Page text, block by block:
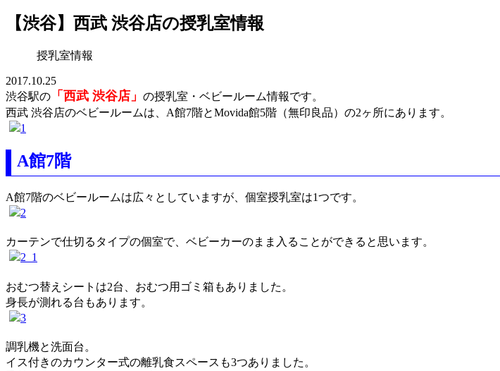
【渋谷】西武 渋谷店の授乳室情報
授乳室情報
2017.10.25
渋谷駅の 「西武 渋谷店」 の授乳室・ベビールーム情報です。
西武 渋谷店のベビールームは、A館7階とMovida館5階（無印良品）の2ヶ所にあります。
A館7階
A館7階のベビールームは広々としていますが、個室授乳室は1つです。
カーテンで仕切るタイプの個室で、ベビーカーのまま入ることができると思います。
おむつ替えシートは2台、おむつ用ゴミ箱もありました。
身長が測れる台もあります。
調乳機と洗面台。
イス付きのカウンター式の離乳食スペースも3つありました。